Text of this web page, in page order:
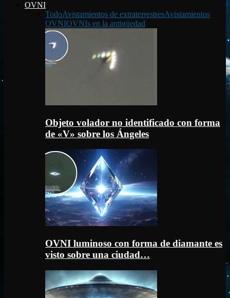
OVNI
TodoAvistamientos de extraterrestresAvistamientos
OVNIOVNIs en la antigüedad
Objeto volador no identificado con forma
de «V» sobre los Ángeles
OVNI luminoso con forma de diamante es
visto sobre una ciudad…